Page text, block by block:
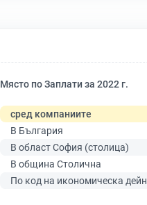
Място по Заплати за 2022 г.
сред компаниите
В България
В област София (столица)
В община Столична
По код на икономическа